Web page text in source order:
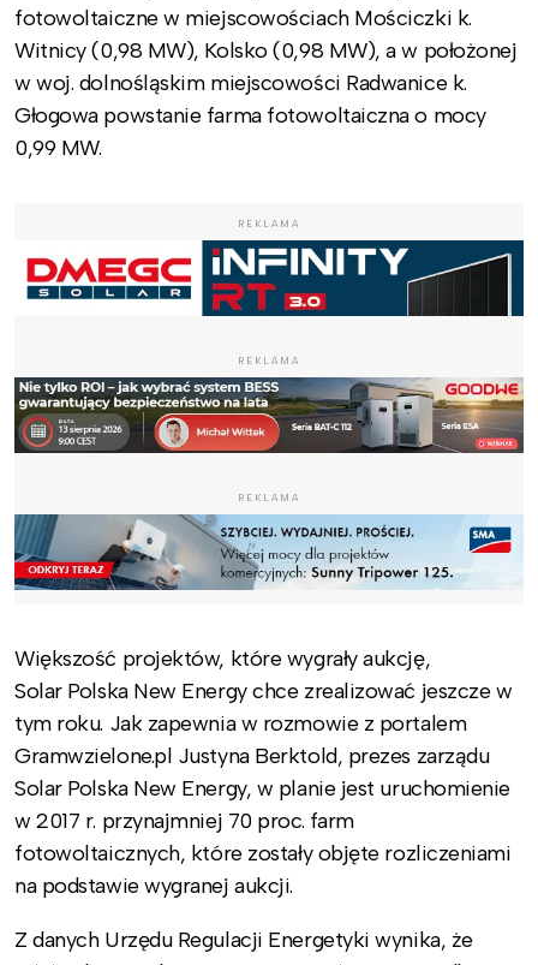
fotowoltaiczne w miejscowościach Mościczki k.
Witnicy (0,98 MW), Kolsko (0,98 MW), a w położonej
w woj. dolnośląskim miejscowości Radwanice k.
Głogowa powstanie farma fotowoltaiczna o mocy
0,99 MW.
REKLAMA
REKLAMA
REKLAMA
Większość projektów, które wygrały aukcję,
Solar Polska New Energy chce zrealizować jeszcze w
tym roku. Jak zapewnia w rozmowie z portalem
Gramwzielone.pl Justyna Berktold, prezes zarządu
Solar Polska New Energy, w planie jest uruchomienie
w 2017 r. przynajmniej 70 proc. farm
fotowoltaicznych, które zostały objęte rozliczeniami
na podstawie wygranej aukcji.
Z danych Urzędu Regulacji Energetyki wynika, że